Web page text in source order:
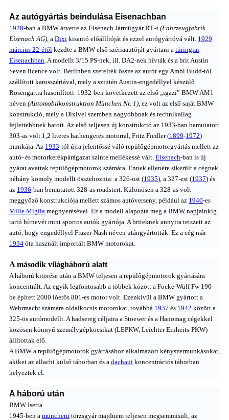
Az autógyártás beindulása Eisenachban
1928-ban a BMW átvette az Eisenach Járműgyár RT.-t (Fahrzeugfabrik
Eisenach AG), a Dixi kisautó előállítóját és ezzel autógyártóvá vált. 1929.
március 22-étől kezdte a BMW első szériaautóját gyártani a türingiai
Eisenachban. A modellt 3/15 PS-nek, ill. DA2-nek hívták és a brit Austin
Seven licence volt. Berlinben szerelték össze az autót egy Ambi Budd-tól
szállított karosszériával, mely a szintén Austin-engedéllyel készülő
Rosengartra hasonlított. 1932-ben következett az első „igazi” BMW AM1
néven (Automobilkonstruktion München Nr. 1), ez volt az első saját BMW
konstrukció, mely a Dixivel szemben nagyobbnak és technikailag
fejlettebbnek hatott. Az első teljesen új konstrukció az 1933-ban bemutatott
303-as volt 1,2 literes hathengeres motorral, Fritz Fiedler (1899-1972)
munkája. Az 1933-tól újra jelentőssé váló repülőgépmotorgyártás mellett az
autó- és motorkerékpárágazat szinte mellékessé vált. Eisenach-ban is új
gyárat avattak repülőgépmotorok számára. Ennek ellenére sikerült a cégnek
néhány komoly modellt összehoznia: a 326-ost (1935), a 327-est (1937) és
az 1936-ban bemutatott 328-as roadstert. Különösen a 328-as volt
meggyőző konstrukciója mellett számos autóverseny, például az 1940-es
Mille Miglia megnyerésével. Ez a modell alapozta meg a BMW napjainkig
tartó hírnevét mint sportos autók gyártója. A briteknek annyira tetszett az
autó, hogy engedéllyel Frazer-Nash néven utángyártották. Ez a cég már
1934 óta használt importált BMW motorokat.
A második világháború alatt
A háború kitörése után a BMW teljesen a repülőgépmotorok gyártására
koncentrált. Az egyik legfontosabb a többek között a Focke-Wulf Fw 190-
be épített 2000 lóerős 801-es motor volt. Ezenkívül a BMW gyártott a
Wehrmacht számára oldalkocsis motorokat, továbbá 1937 és 1942 között a
325-ös autómodellt. A hadsereg céljaira a Stoewer és a Hanomag cégekkel
közösen könnyű személygépkocsikat (LEPKW, Leichter Einheits-PKW)
állítottak elő.
A BMW a repülőgépmotorok gyártásához alkalmazott kényszermunkásokat,
akiket az allachi külső táborban és a dachaui koncentrációs táborban
helyeztek el.
A háború után
BMW Isetta
1945-ben a müncheni törzsgyár majdnem teljesen megsemmisült, az